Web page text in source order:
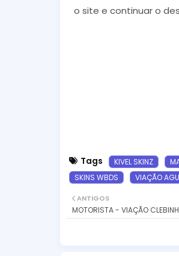
o site e continuar o
Tags KIVEL SKINZ
SKINS WBDS
VIAÇÃO
ANTIGOS
MOTORISTA - VIAÇÃO